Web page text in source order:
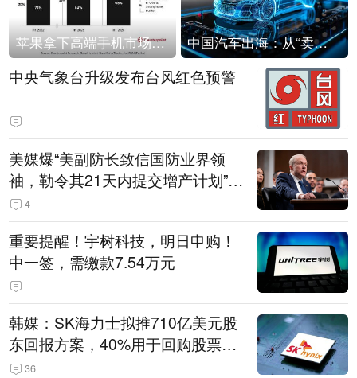
苹果拿下高端手机市场65%的份额：iPhone 17系列功不可没 中国汽车出海：从“卖出去”到“走进去”
中央气象台升级发布台风红色预警
美媒爆“美副防长致信国防业界领
袖，勒令其21天内提交增产计划”，
五角大楼回应
4
重要提醒！宇树科技，明日申购！
中一签，需缴款7.54万元
韩媒：SK海力士拟推710亿美元股
东回报方案，40%用于回购股票，
相当于美股发行规模
36